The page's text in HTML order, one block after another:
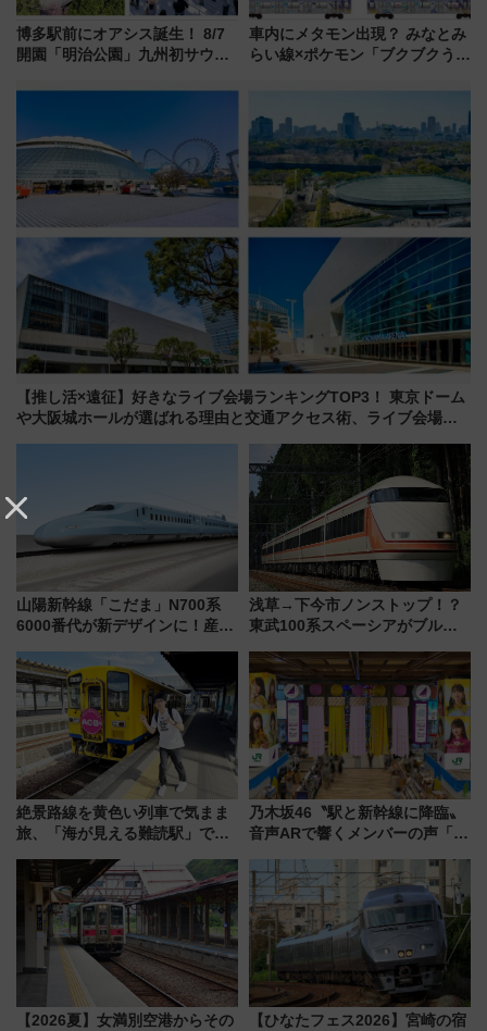
博多駅前にオアシス誕生！ 8/7
開園「明治公園」九州初サウナ
品グルメ登場で駅前の過ごし方
車内にメタモン出現？ みなとみ
らい線×ポケモン「ブクブクうみ
行開始に！ この夏は直通列車で
横浜へ！
【推し活×遠征】好きなライブ会場ランキングTOP3！ 東京ドーム
や大阪城ホールが選ばれる理由と交通アクセス術、ライブ会場に
山陽新幹線「こだま」N700系
6000番代が新デザインに！産学
用は今冬から
浅草→下今市ノンストップ！？
東武100系スペーシアがブルー
ー当時の停車駅」を再現 運転
時刻や特急券の買い方を紹介
絶景路線を黄色い列車で気まま
旅、「海が見える難読駅」で幸
「新・鉄道ひとり旅」279回目
の舞台は「島原鉄道」
乃木坂46〝駅と新幹線に降臨〟
音声ARで響くメンバーの声「真
【2026夏】女満別空港からその
【ひなたフェス2026】宮崎の宿